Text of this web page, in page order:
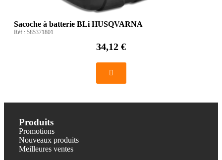
Sacoche à batterie BLi HUSQVARNA
Réf : 585371801
34,12 €
Produits
Promotions
Nouveaux produits
Meilleures ventes